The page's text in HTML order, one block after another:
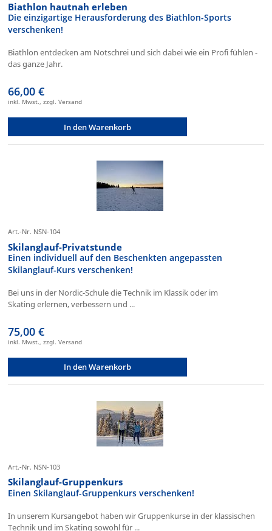
Biathlon hautnah erleben
Die einzigartige Herausforderung des Biathlon-Sports
verschenken!
Biathlon entdecken am Notschrei und sich dabei wie ein Profi fühlen -
das ganze Jahr.
66,00 €
inkl. Mwst., zzgl. Versand
In den Warenkorb
Art.-Nr. NSN-104
Skilanglauf-Privatstunde
Einen individuell auf den Beschenkten angepassten
Skilanglauf-Kurs verschenken!
Bei uns in der Nordic-Schule die Technik im Klassik oder im
Skating erlernen, verbessern und ...
75,00 €
inkl. Mwst., zzgl. Versand
In den Warenkorb
Art.-Nr. NSN-103
Skilanglauf-Gruppenkurs
Einen Skilanglauf-Gruppenkurs verschenken!
In unserem Kursangebot haben wir Gruppenkurse in der klassischen
Technik und im Skating sowohl für ...